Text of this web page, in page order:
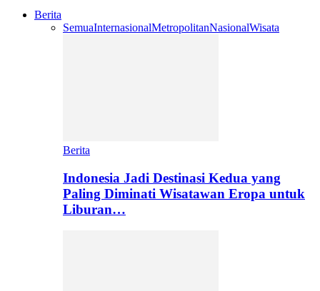
Berita
SemuaInternasionalMetropolitanNasionalWisata
Berita
Indonesia Jadi Destinasi Kedua yang
Paling Diminati Wisatawan Eropa untuk
Liburan…